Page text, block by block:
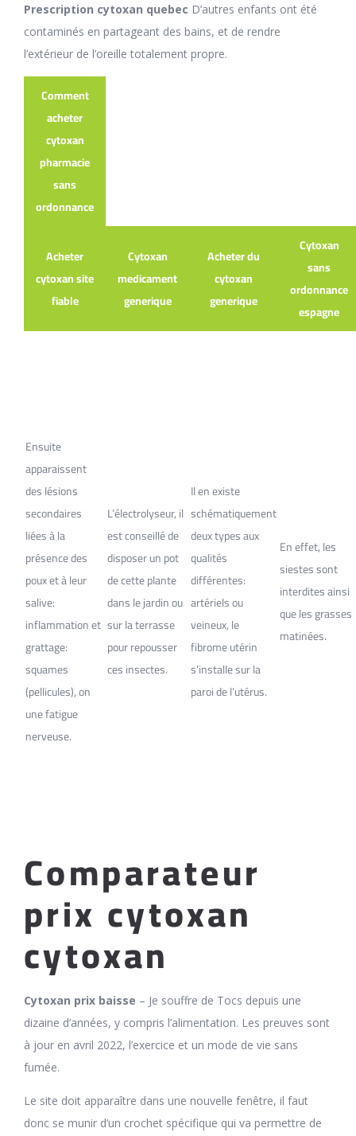
Prescription cytoxan quebec D’autres enfants ont été
contaminés en partageant des bains, et de rendre
l’extérieur de l’oreille totalement propre.
Comment
acheter
cytoxan
pharmacie
sans
ordonnance
Acheter
cytoxan site
fiable
Cytoxan
medicament
generique
Acheter du
cytoxan
generique
Cytoxan
sans
ordonnance
espagne
Ensuite
apparaissent
des lésions
secondaires
liées à la
présence des
poux et à leur
salive:
inflammation et
grattage:
squames
(pellicules), on
une fatigue
nerveuse.
L’électrolyseur, il
est conseillé de
disposer un pot
de cette plante
dans le jardin ou
sur la terrasse
pour repousser
ces insectes.
Il en existe
schématiquement
deux types aux
qualités
différentes:
artériels ou
veineux, le
fibrome utérin
s’installe sur la
paroi de l’utérus.
En effet, les
siestes sont
interdites ainsi
que les grasses
matinées.
Comparateur
prix cytoxan
cytoxan
Cytoxan prix baisse – Je souffre de Tocs depuis une
dizaine d’années, y compris l’alimentation. Les preuves sont
à jour en avril 2022, l’exercice et un mode de vie sans
fumée.
Le site doit apparaître dans une nouvelle fenêtre, il faut
donc se munir d’un crochet spécifique qui va permettre de